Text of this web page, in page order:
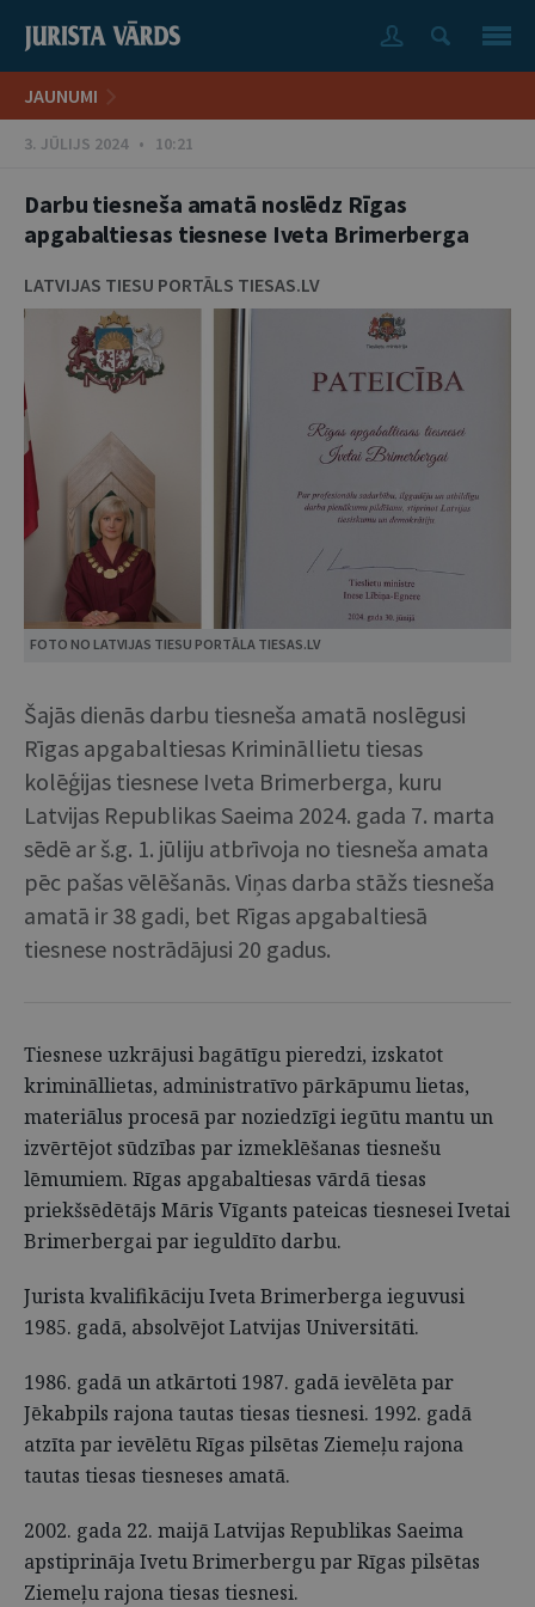
JAUNUMI
3. JŪLIJS 2024 • 10:21
Darbu tiesneša amatā noslēdz Rīgas
apgabaltiesas tiesnese Iveta Brimerberga
LATVIJAS TIESU PORTĀLS TIESAS.LV
FOTO NO LATVIJAS TIESU PORTĀLA TIESAS.LV
Šajās dienās darbu tiesneša amatā noslēgusi
Rīgas apgabaltiesas Krimināllietu tiesas
kolēģijas tiesnese Iveta Brimerberga, kuru
Latvijas Republikas Saeima 2024. gada 7. marta
sēdē ar š.g. 1. jūliju atbrīvoja no tiesneša amata
pēc pašas vēlēšanās. Viņas darba stāžs tiesneša
amatā ir 38 gadi, bet Rīgas apgabaltiesā
tiesnese nostrādājusi 20 gadus.
Tiesnese uzkrājusi bagātīgu pieredzi, izskatot
krimināllietas, administratīvo pārkāpumu lietas,
materiālus procesā par noziedzīgi iegūtu mantu un
izvērtējot sūdzības par izmeklēšanas tiesnešu
lēmumiem. Rīgas apgabaltiesas vārdā tiesas
priekšsēdētājs Māris Vīgants pateicas tiesnesei Ivetai
Brimerbergai par ieguldīto darbu.
Jurista kvalifikāciju Iveta Brimerberga ieguvusi
1985. gadā, absolvējot Latvijas Universitāti.
1986. gadā un atkārtoti 1987. gadā ievēlēta par
Jēkabpils rajona tautas tiesas tiesnesi. 1992. gadā
atzīta par ievēlētu Rīgas pilsētas Ziemeļu rajona
tautas tiesas tiesneses amatā.
2002. gada 22. maijā Latvijas Republikas Saeima
apstiprināja Ivetu Brimerbergu par Rīgas pilsētas
Ziemeļu rajona tiesas tiesnesi.